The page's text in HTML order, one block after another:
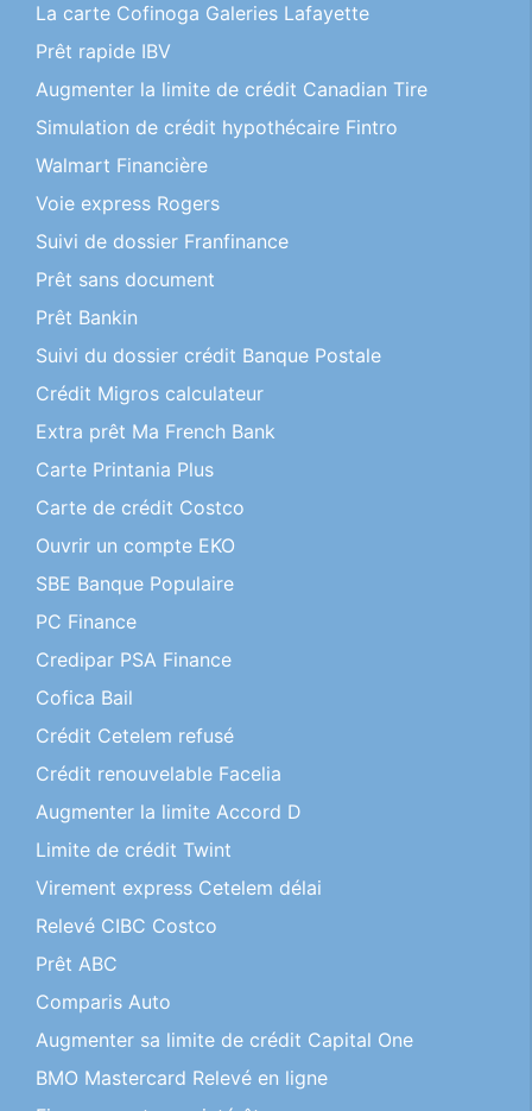
La carte Cofinoga Galeries Lafayette
Prêt rapide IBV
Augmenter la limite de crédit Canadian Tire
Simulation de crédit hypothécaire Fintro
Walmart Financière
Voie express Rogers
Suivi de dossier Franfinance
Prêt sans document
Prêt Bankin
Suivi du dossier crédit Banque Postale
Crédit Migros calculateur
Extra prêt Ma French Bank
Carte Printania Plus
Carte de crédit Costco
Ouvrir un compte EKO
SBE Banque Populaire
PC Finance
Credipar PSA Finance
Cofica Bail
Crédit Cetelem refusé
Crédit renouvelable Facelia
Augmenter la limite Accord D
Limite de crédit Twint
Virement express Cetelem délai
Relevé CIBC Costco
Prêt ABC
Comparis Auto
Augmenter sa limite de crédit Capital One
BMO Mastercard Relevé en ligne